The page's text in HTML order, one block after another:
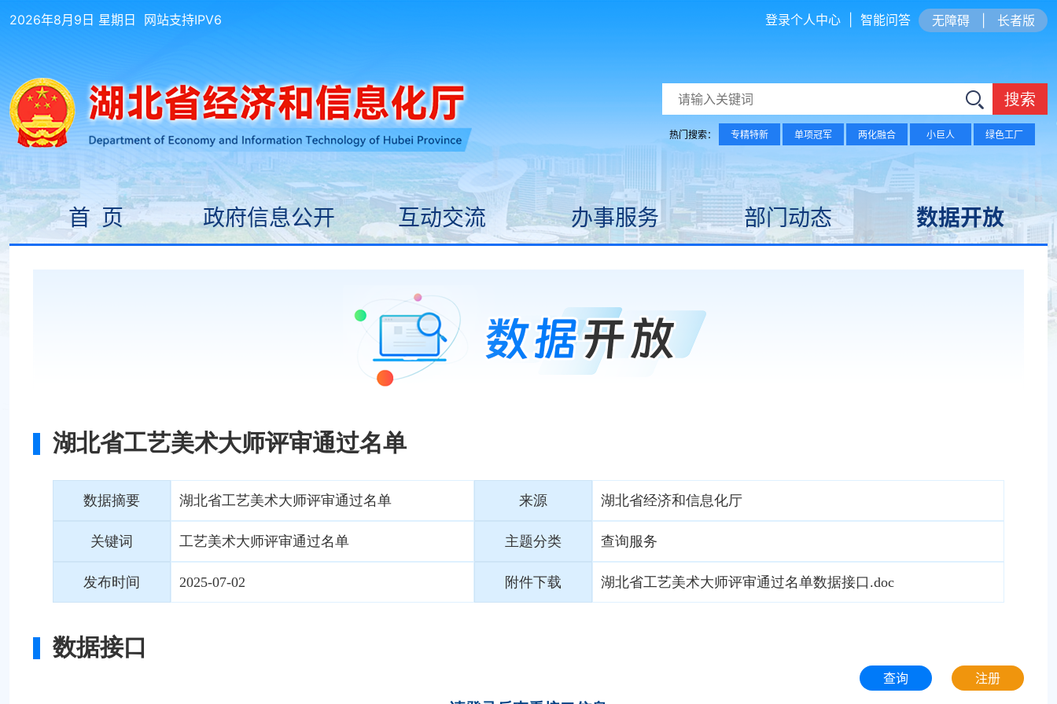
2026年8月9日 星期日 网站支持IPV6 无障碍 长者版
登录个人中心 智能问答
搜索
热门搜索： 专精特新 单项冠军 两化融合 小巨人 绿色工厂
首 页 政府信息公开 互动交流 办事服务 部门动态 数据开放
湖北省工艺美术大师评审通过名单
数据摘要 湖北省工艺美术大师评审通过名单 来源 湖北省经济和信息化厅
关键词 工艺美术大师评审通过名单 主题分类 查询服务
发布时间 2025-07-02 附件下载 湖北省工艺美术大师评审通过名单数据接口.doc
数据接口
查询 注册